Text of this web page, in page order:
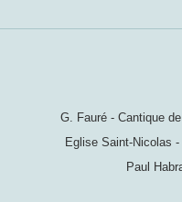
G. Fauré - Cantique
Eglise Saint-Nicolas
Paul